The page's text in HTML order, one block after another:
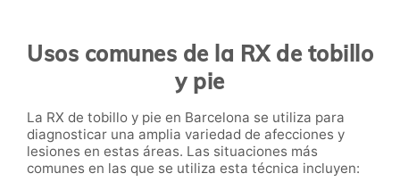
Usos comunes de la RX de tobillo
y pie
La RX de tobillo y pie en Barcelona se utiliza para
diagnosticar una amplia variedad de afecciones y
lesiones en estas áreas. Las situaciones más
comunes en las que se utiliza esta técnica incluyen: